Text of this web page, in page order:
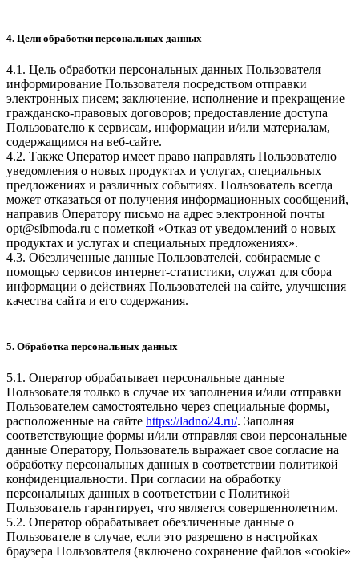
4. Цели обработки персональных данных
4.1. Цель обработки персональных данных Пользователя —
информирование Пользователя посредством отправки
электронных писем; заключение, исполнение и прекращение
гражданско-правовых договоров; предоставление доступа
Пользователю к сервисам, информации и/или материалам,
содержащимся на веб-сайте.
4.2. Также Оператор имеет право направлять Пользователю
уведомления о новых продуктах и услугах, специальных
предложениях и различных событиях. Пользователь всегда
может отказаться от получения информационных сообщений,
направив Оператору письмо на адрес электронной почты
opt@sibmoda.ru с пометкой «Отказ от уведомлений о новых
продуктах и услугах и специальных предложениях».
4.3. Обезличенные данные Пользователей, собираемые с
помощью сервисов интернет-статистики, служат для сбора
информации о действиях Пользователей на сайте, улучшения
качества сайта и его содержания.
5. Обработка персональных данных
5.1. Оператор обрабатывает персональные данные
Пользователя только в случае их заполнения и/или отправки
Пользователем самостоятельно через специальные формы,
расположенные на сайте https://ladno24.ru/. Заполняя
соответствующие формы и/или отправляя свои персональные
данные Оператору, Пользователь выражает свое согласие на
обработку персональных данных в соответствии политикой
конфиденциальности. При согласии на обработку
персональных данных в соответствии с Политикой
Пользователь гарантирует, что является совершеннолетним.
5.2. Оператор обрабатывает обезличенные данные о
Пользователе в случае, если это разрешено в настройках
браузера Пользователя (включено сохранение файлов «cookie»